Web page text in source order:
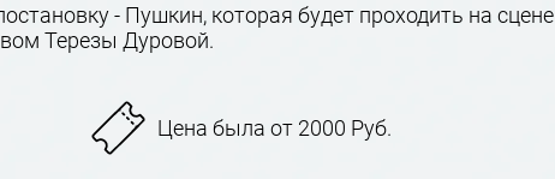
- Пушкин, которая будет проходить на сцене
Терезы Дуровой.
Цена была от 2000 Руб.